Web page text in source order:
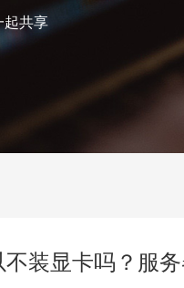
起共享
不装显卡吗？服